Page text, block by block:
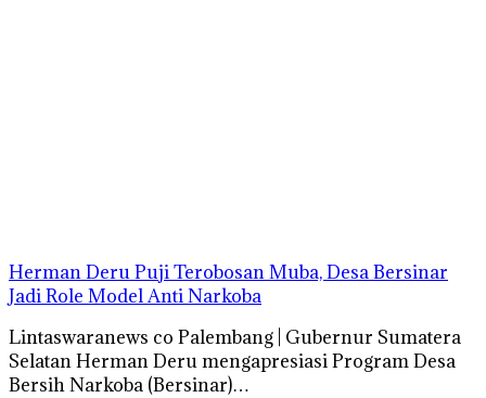
Herman Deru Puji Terobosan Muba, Desa Bersinar
Jadi Role Model Anti Narkoba
Lintaswaranews co Palembang | Gubernur Sumatera
Selatan Herman Deru mengapresiasi Program Desa
Bersih Narkoba (Bersinar)…